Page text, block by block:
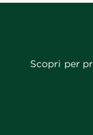
Scopri per